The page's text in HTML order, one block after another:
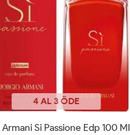
4 AL 3 ÖDE